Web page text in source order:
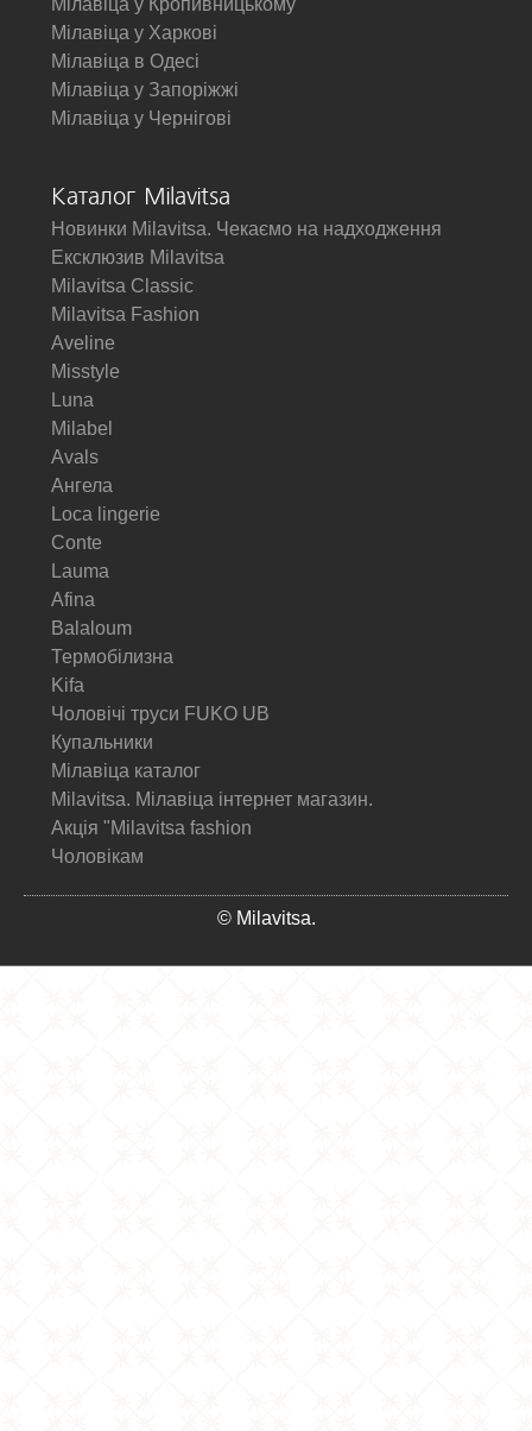
Мілавіца у Кропивницькому
Мілавіца у Харкові
Мілавіца в Одесі
Мілавіца у Запоріжжі
Мілавіца у Чернігові
Каталог Milavitsa
Новинки Milavitsa. Чекаємо на надходження
Ексклюзив Milavitsa
Milavitsa Classic
Milavitsa Fashion
Aveline
Misstyle
Luna
Milabel
Avals
Ангела
Loca lingerie
Conte
Lauma
Afina
Balaloum
Термобілизна
Kifa
Чоловічі труси FUKO UB
Купальники
Мілавіца каталог
Milavitsa. Мілавіца інтернет магазин.
Акція "Milavitsa fashion
Чоловікам
© Milavitsa.